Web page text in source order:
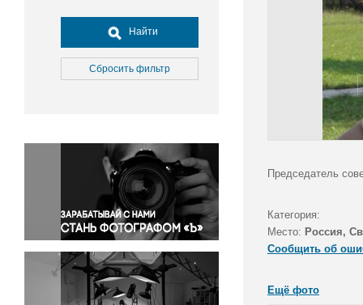
Досуг, туризм и отдых
Культура
Медицина
Окружающая среда
Политика
Правосудие
Происшествия и конфликты
Религия
Светская жизнь
Спорт
Экология
Найти
Сбросить фильтр
Председатель
Категория:
Место: Россия,
Сообщить об
Ещё фото